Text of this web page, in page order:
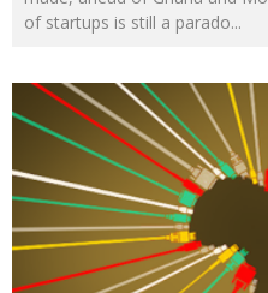
of startups is still a parado...